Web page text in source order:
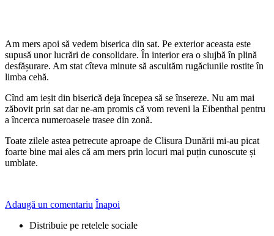
Am mers apoi să vedem biserica din sat. Pe exterior aceasta este
supusă unor lucrări de consolidare. În interior era o slujbă în plină
desfășurare. Am stat cîteva minute să ascultăm rugăciunile rostite în
limba cehă.
Cînd am ieșit din biserică deja începea să se însereze. Nu am mai
zăbovit prin sat dar ne-am promis că vom reveni la Eibenthal pentru
a încerca numeroasele trasee din zonă.
Toate zilele astea petrecute aproape de Clisura Dunării mi-au picat
foarte bine mai ales că am mers prin locuri mai puțin cunoscute și
umblate.
Adaugă un comentariu Înapoi
Distribuie pe retelele sociale